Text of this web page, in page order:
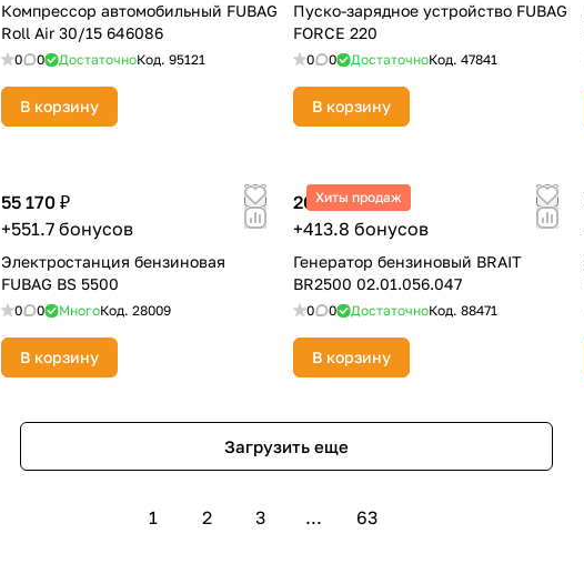
Компрессор автомобильный FUBAG
Roll Air 30/15 646086
0 0 ДостаточноКод. 95121
В корзину
Пуско-зарядное устройство FUBAG
FORCE 220
0 0 ДостаточноКод. 47841
В корзину
55 170 ₽
+551.7 бонусов
Электростанция бензиновая
FUBAG BS 5500
0 0 МногоКод. 28009
В корзину
Хиты продаж
20 690 ₽
+413.8 бонусов
Генератор бензиновый BRAIT
BR2500 02.01.056.047
0 0 ДостаточноКод. 88471
В корзину
Загрузить еще
1 2 3 ... 63